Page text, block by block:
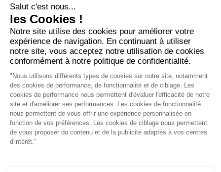
jessica.fernandes@arabesk.eu
Contacte-nos em :
FR GB ES IT DE PL PT
2012 - 2026 ©